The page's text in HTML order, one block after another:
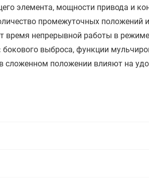
элемента, мощности привода и
промежуточных положений
время непрерывной работы в
бокового выброса, функции
в сложенном положении влияют на